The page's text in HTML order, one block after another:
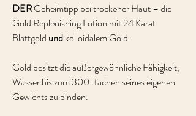
DERGeheimtipp bei trockener Haut – die
Gold Replenishing Lotion mit 24 Karat
Blattgold undkolloidalem Gold.
Gold besitzt die außergewöhnliche Fähigkeit,
Wasser bis zum 300-fachen seines eigenen
Gewichts zu binden.